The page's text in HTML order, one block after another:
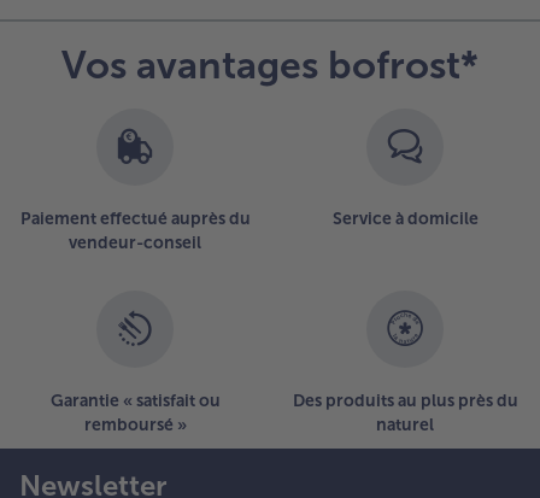
Vos avantages bofrost*
Paiement effectué auprès du
vendeur-conseil
Service à domicile
Garantie « satisfait ou
remboursé »
Des produits au plus près du
naturel
Newsletter